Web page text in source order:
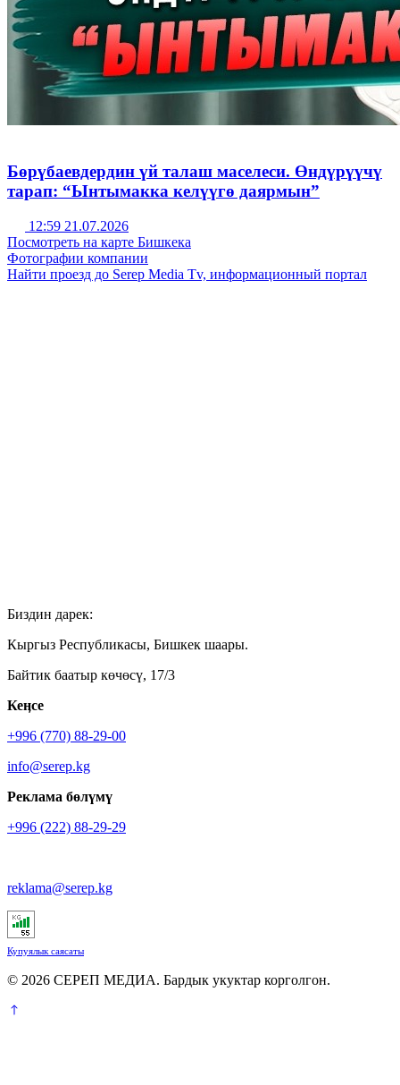
Бөрүбаевдердин үй талаш маселеси. Өндүрүүчү
тарап: “Ынтымакка келүүгө даярмын”
12:59 21.07.2026
Посмотреть на карте Бишкека
Фотографии компании
Найти проезд до Serep Media Tv, информационный портал
Биздин дарек:
Кыргыз Республикасы, Бишкек шаары.
Байтик баатыр көчөсү, 17/3
Кеӊсе
+996 (770) 88-29-00
info@serep.kg
Реклама бөлүмү
+996 (222) 88-29-29
reklama@serep.kg
Купуялык саясаты
© 2026 СЕРЕП МЕДИА. Бардык укуктар корголгон.